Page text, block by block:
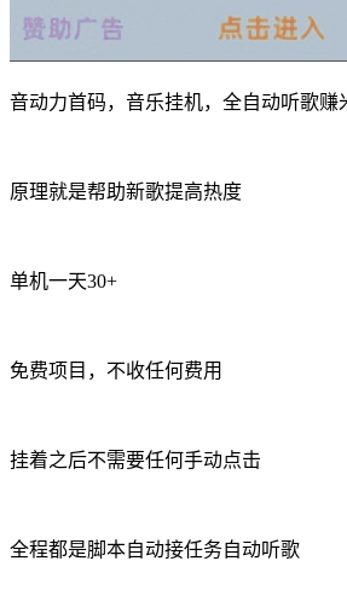
音动力首码，音乐挂机，全自动听歌赚
原理就是帮助新歌提高热度
单机一天30+
免费项目，不收任何费用
挂着之后不需要任何手动点击
全程都是脚本自动接任务自动听歌